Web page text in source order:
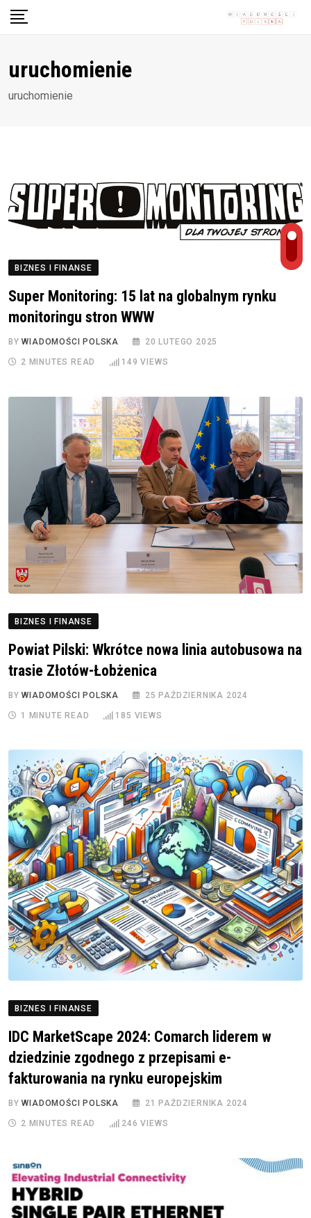
Skip
uruchomienie
uruchomienie
BIZNES I FINANSE
Super Monitoring: 15 lat na globalnym rynku
monitoringu stron WWW
BYWIADOMOŚCI POLSKA 20 LUTEGO 2025
2 MINUTES READ 149 VIEWS
BIZNES I FINANSE
Powiat Pilski: Wkrótce nowa linia autobusowa na
trasie Złotów-Łobżenica
BYWIADOMOŚCI POLSKA 25 PAŹDZIERNIKA 2024
1 MINUTE READ 185 VIEWS
BIZNES I FINANSE
IDC MarketScape 2024: Comarch liderem w
dziedzinie zgodnego z przepisami e-
fakturowania na rynku europejskim
BYWIADOMOŚCI POLSKA 21 PAŹDZIERNIKA 2024
2 MINUTES READ 246 VIEWS